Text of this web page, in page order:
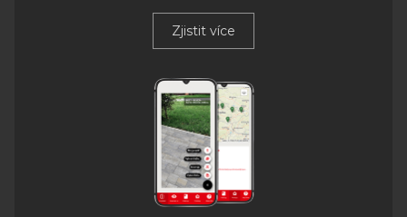
Zjistit více